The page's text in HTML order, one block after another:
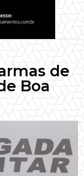
de
Boa